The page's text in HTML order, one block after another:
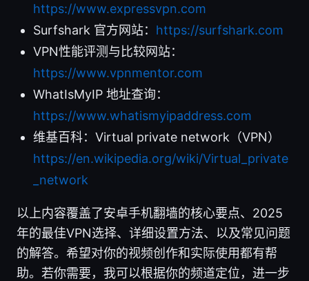
https://www.expressvpn.com
Surfshark 官方网站： https://surfshark.com
VPN性能评测与比较网站：
https://www.vpnmentor.com
WhatIsMyIP 地址查询：
https://www.whatismyipaddress.com
维基百科：Virtual private network（VPN）
https://en.wikipedia.org/wiki/Virtual_private
_network
以上内容覆盖了安卓手机翻墙的核心要点、2025
年的最佳VPN选择、详细设置方法、以及常见问题
的解答。希望对你的视频创作和实际使用都有帮
助。若你需要，我可以根据你的频道定位，进一步